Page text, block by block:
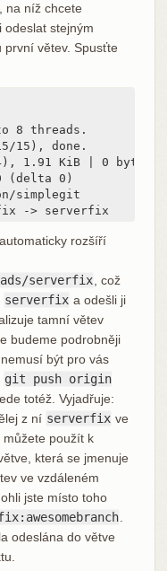
, na níž chcete
odeslat stejným
první větev. Spusťte
8 threads.
15), done.
1.91 KiB | 0 bytes/
(delta 0)
simplegit
-> serverfix
rozšíří
serverfix, což
serverfix a odešli ji
tamní větev
budeme podrobněji
být pro vás
git push origin
totéž. Vyjadřuje:
z ní serverfix ve
můžete použít k
která se jmenuje
ve vzdáleném
jste místo toho
.
odeslána do větve